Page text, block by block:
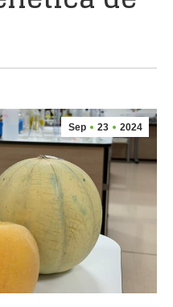
Sep 23 2024